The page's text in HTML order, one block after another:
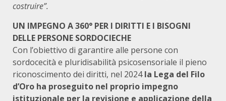
costruire”.
UN IMPEGNO A 360° PER I DIRITTI E I BISOGNI
DELLE PERSONE SORDOCIECHE
Con l’obiettivo di garantire alle persone con
sordocecità e pluridisabilità psicosensoriale il pieno
riconoscimento dei diritti, nel 2024la Lega del Filo
d’Oro ha proseguito nel proprio impegno
istituzionale per la revisione e applicazione della